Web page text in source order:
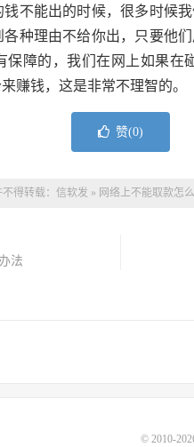
不能出的时候，很多时候
种理由不给你出，只要他
保障的，我们在网上如果在
赚钱，这是非常不理智的。
赞(0)
得转载： 信软发 » 网络上不能取款怎
法
© 2010-